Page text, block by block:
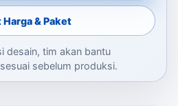
Harga & Paket
desain, tim akan bantu
sebelum produksi.